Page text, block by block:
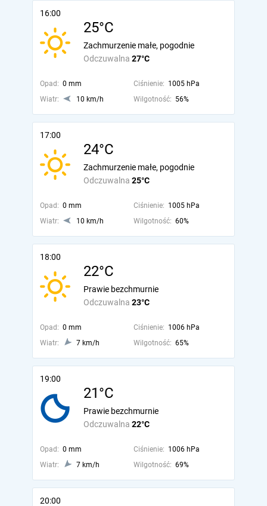
16:00
25°C
Odczuwalna 27°C
Zachmurzenie małe, pogodnie
Opad: 0 mm Ciśnienie: 1005 hPa
Wiatr:
10 km/h Wilgotność: 56%
17:00
24°C
Odczuwalna 25°C
Zachmurzenie małe, pogodnie
Opad: 0 mm Ciśnienie: 1005 hPa
Wiatr:
10 km/h Wilgotność: 60%
18:00
22°C
Odczuwalna 23°C
Prawie bezchmurnie
Opad: 0 mm Ciśnienie: 1006 hPa
Wiatr:
7 km/h Wilgotność: 65%
19:00
21°C
Odczuwalna 22°C
Prawie bezchmurnie
Opad: 0 mm Ciśnienie: 1006 hPa
Wiatr:
7 km/h Wilgotność: 69%
20:00